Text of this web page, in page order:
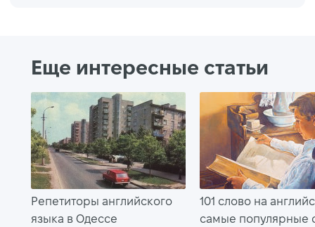
Еще интересные статьи
Репетиторы английского
языка в Одессе
101 слово на
самые популярные